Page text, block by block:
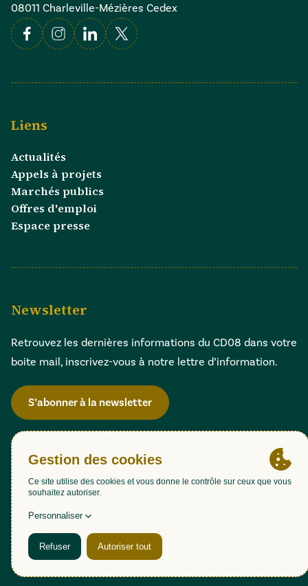
08011 Charleville-Mézières Cedex
FacebookInstagramLinkedin
X
Liens
Actualités
Appels à projets
Marchés publics
Offres d'emploi
Espace presse
Newsletter
Retrouvez les dernières informations du CD08 dans votre
boite mail, inscrivez-vous à notre lettre d’information.
S’abonner à la newsletter
Gestion des cookies
Accessibilité : partiellement conforme (98,51%)
Mentions légales
Politique de confidentialité
Plan du site
Une création